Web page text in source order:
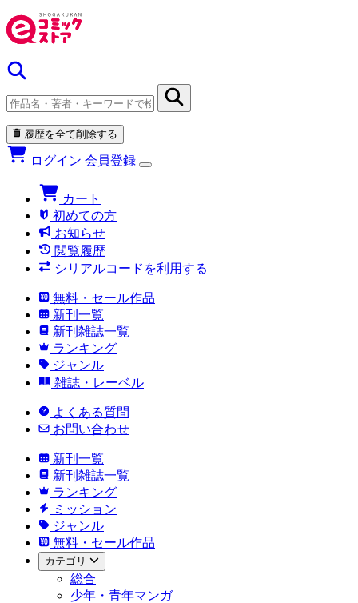
履歴を全て削除する
ログイン 会員登録
カート
初めての方
お知らせ
閲覧履歴
シリアルコードを利用する
無料・セール作品
新刊一覧
新刊雑誌一覧
ランキング
ジャンル
雑誌・レーベル
よくある質問
お問い合わせ
新刊一覧
新刊雑誌一覧
ランキング
ミッション
ジャンル
無料・セール作品
カテゴリ
総合
少年・青年マンガ